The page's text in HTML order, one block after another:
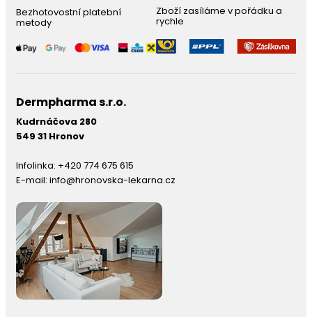
Bezhotovostní platební
metody
Zboží zasíláme v pořádku a
rychle
Dermpharma s.r.o.
Kudrnáčova 280
549 31 Hronov
Infolinka: +420 774 675 615
E-mail: info@hronovska-lekarna.cz